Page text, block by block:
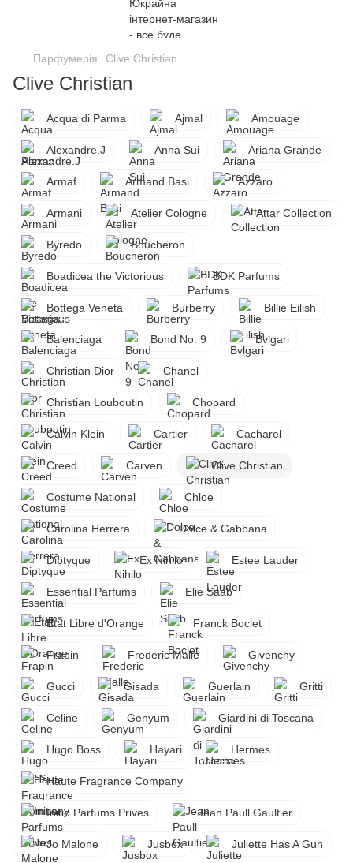
Парфумерія Clive Christian
Clive Christian
Acqua di Parma Ajmal Amouage
Alexandre.J Anna Sui Ariana Grande
Armaf Armand Basi Azzaro
Armani Atelier Cologne Attar Collection
Byredo Boucheron
Boadicea the Victorious BDK Parfums
Bottega Veneta Burberry Billie Eilish
Balenciaga Bond No. 9 Bvlgari
Christian Dior Chanel
Christian Louboutin Chopard
Calvin Klein Cartier Cacharel
Creed Carven Clive Christian
Costume National Chloe
Carolina Herrera Dolce & Gabbana
Diptyque Ex Nihilo Estee Lauder
Essential Parfums Elie Saab
Etat Libre d'Orange Franck Boclet
Frapin Frederic Malle Givenchy
Gucci Gisada Guerlain Gritti
Celine Genyum Giardini di Toscana
Hugo Boss Hayari Hermes
Haute Fragrance Company
Initio Parfums Prives Jean Paull Gaultier
Jo Malone Jusbox Juliette Has A Gun